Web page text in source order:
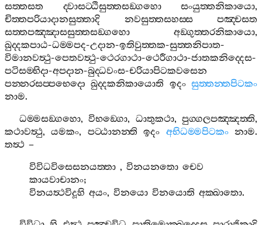
සත‍්තසත
ද‍්වාසට‍්ඨිසුත‍්තසඞ‍්ගහො සංයුත‍්තනිකායො,
චිත‍්තපරියාදානසුත‍්තාදි
නවසුත‍්තසහස‍්ස
පඤ‍්චසත
සත‍්තපඤ‍්ඤාසසුත‍්තසඞ‍්ගහො
අඞ‍්ගුත‍්තරනිකායො,
ඛුද‍්දකපාඨ-ධම‍්මපද-උදාන-ඉතිවුත‍්තක-සුත‍්තනිපාත-
විමානවත්‍ථු-පෙතවත්‍ථු-ථෙරගාථා-ථෙරීගාථා-ජාතකනිද‍්දෙස-
පටිසම‍්භිදා-අපදාන-බුද‍්ධවංස-චරියාපිටකවසෙන
පන‍්නරසප‍්පභෙදො ඛුද‍්දකනිකායොති ඉදං සුත‍්තන‍්තපිටකං
නාම.
ධම‍්මසඞ‍්ගහො,විභඞ‍්ගො, ධාතුකථා,පුග‍්ගලපඤ‍්ඤත‍්ති,
කථාවත්‍ථු,යමකං, පට‍්ඨානන‍්ති ඉදං අභිධම‍්මපිටකං නාම.
තත්‍ථ –
විවිධවිසෙසනයත‍්තා ,විනයනතො චෙව
කායවාචානං;
විනයත්‍ථවිදූහි අයං,විනයො විනයොති අක‍්ඛාතො.